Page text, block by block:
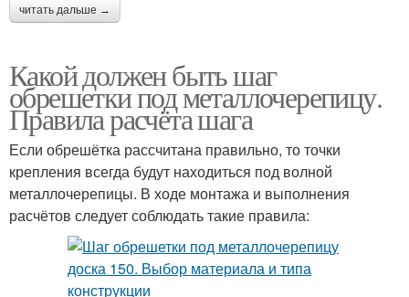
читать дальше →
Какой должен быть шаг
обрешетки под металлочерепицу.
Правила расчёта шага
Если обрешётка рассчитана правильно, то точки
крепления всегда будут находиться под волной
металлочерепицы. В ходе монтажа и выполнения
расчётов следует соблюдать такие правила: